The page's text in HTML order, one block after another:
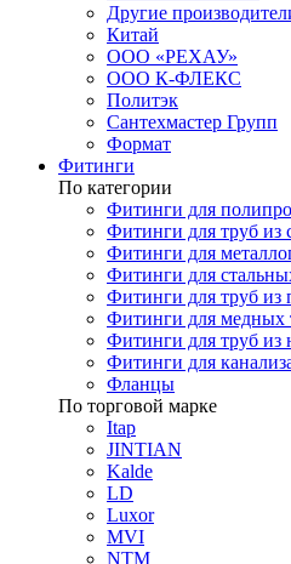
Другие
Китай
ООО «РЕХАУ»
ООО К-ФЛЕКС
Политэк
Сантехмастер Групп
Формат
Фитинги
По категории
Фитинги для
Фитинги для труб из
Фитинги для
Фитинги для
Фитинги для труб из
Фитинги для медных
Фитинги для труб из
Фитинги для
Фланцы
По торговой марке
Itap
JINTIAN
Kalde
LD
Luxor
MVI
NTM